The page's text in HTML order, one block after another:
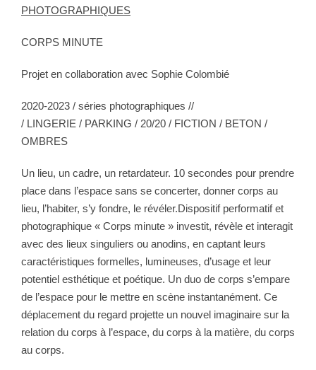
PHOTOGRAPHIQUES
CORPS MINUTE
Projet en collaboration avec Sophie Colombié
2020-2023 / séries photographiques //
/ LINGERIE / PARKING / 20/20 / FICTION / BETON /
OMBRES
Un lieu, un cadre, un retardateur. 10 secondes pour prendre
place dans l’espace sans se concerter, donner corps au
lieu, l’habiter, s’y fondre, le révéler.Dispositif performatif et
photographique « Corps minute » investit, révèle et interagit
avec des lieux singuliers ou anodins, en captant leurs
caractéristiques formelles, lumineuses, d’usage et leur
potentiel esthétique et poétique. Un duo de corps s’empare
de l’espace pour le mettre en scène instantanément. Ce
déplacement du regard projette un nouvel imaginaire sur la
relation du corps à l’espace, du corps à la matière, du corps
au corps.